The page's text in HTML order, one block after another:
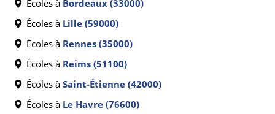
Écoles à Bordeaux (33000)
Écoles à Lille (59000)
Écoles à Rennes (35000)
Écoles à Reims (51100)
Écoles à Saint-Étienne (42000)
Écoles à Le Havre (76600)